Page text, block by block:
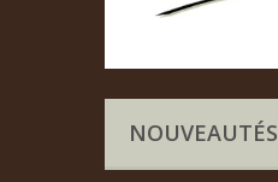
NOUVEAUTÉS